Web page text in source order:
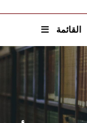
القائمة